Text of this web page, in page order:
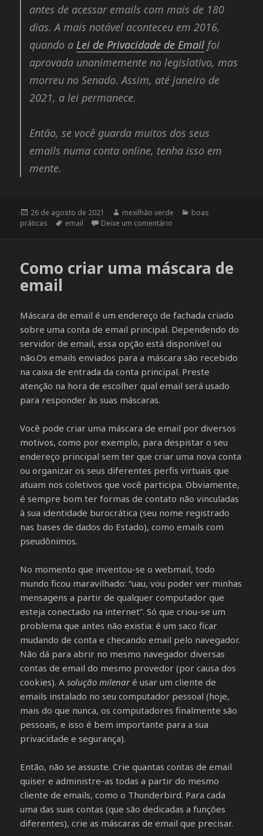
antes de acessar emails com mais de 180
dias. A mais notável aconteceu em 2016,
quando aLei de Privacidade de Email foi
aprovada unanimemente no legislativo, mas
morreu no Senado. Assim, até janeiro de
2021, a lei permanece.
Então, se você guarda muitos dos seus
emails numa conta online, tenha isso em
mente.
Publicado
em
26 de agosto de 2021 Autor
mexilhão verde Categorias
boas
práticas
Tags
email Deixe um comentário
Como criar uma máscara de
email
Máscara de email é um endereço de fachada criado
sobre uma conta de email principal. Dependendo do
servidor de email, essa opção está disponível ou
não.Os emails enviados para a máscara são recebido
na caixa de entrada da conta principal. Preste
atenção na hora de escolher qual email será usado
para responder às suas máscaras.
Você pode criar uma máscara de email por diversos
motivos, como por exemplo, para despistar o seu
endereço principal sem ter que criar uma nova conta
ou organizar os seus diferentes perfis virtuais que
atuam nos coletivos que você participa. Obviamente,
é sempre bom ter formas de contato não vinculadas
à sua identidade burocrática (seu nome registrado
nas bases de dados do Estado), como emails com
pseudônimos.
No momento que inventou-se o webmail, todo
mundo ficou maravilhado: “uau, vou poder ver minhas
mensagens a partir de qualquer computador que
esteja conectado na internet”. Só que criou-se um
problema que antes não existia: é um saco ficar
mudando de conta e checando email pelo navegador.
Não dá para abrir no mesmo navegador diversas
contas de email do mesmo provedor (por causa dos
cookies). Asolução milenaré usar um cliente de
emails instalado no seu computador pessoal (hoje,
mais do que nunca, os computadores finalmente são
pessoais, e isso é bem importante para a sua
privacidade e segurança).
Então, não se assuste. Crie quantas contas de email
quiser e administre-as todas a partir do mesmo
cliente de emails, como o Thunderbird. Para cada
uma das suas contas (que são dedicadas a funções
diferentes), crie as máscaras de email que precisar.